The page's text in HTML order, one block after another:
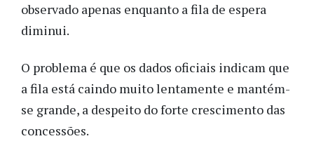
observado apenas enquanto a fila de espera
diminui.
O problema é que os dados oficiais indicam que
a fila está caindo muito lentamente e mantém-
se grande, a despeito do forte crescimento das
concessões.